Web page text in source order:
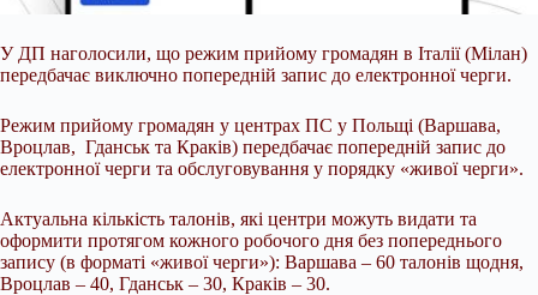
У ДП наголосили, що режим прийому громадян в Італії (Мілан)
передбачає виключно попередній запис до електронної черги.
Режим прийому громадян у центрах ПС у Польщі (Варшава,
Вроцлав, Гданськ та Краків) передбачає попередній запис до
електронної черги та обслуговування у порядку «живої черги».
Актуальна кількість талонів, які центри можуть видати та
оформити протягом кожного робочого дня без попереднього
запису (в форматі «живої черги»): Варшава – 60 талонів щодня,
Вроцлав – 40, Гданськ – 30, Краків – 30.